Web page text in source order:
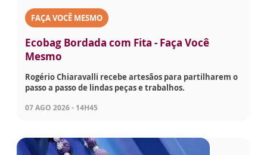
FAÇA VOCÊ MESMO
Ecobag Bordada com Fita - Faça Você
Mesmo
Rogério Chiaravalli recebe artesãos para partilharem o
passo a passo de lindas peças e trabalhos.
07 AGO 2026 - 14H45